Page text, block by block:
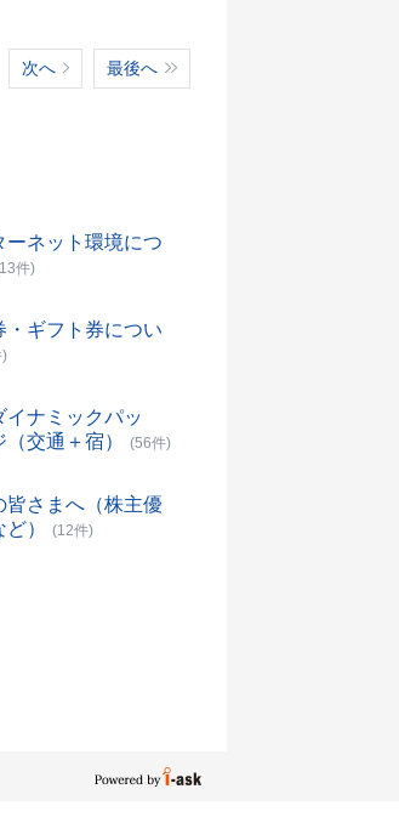
次へ 最後へ
ーネット環境につ
件)
・ギフト券につい
)
イナミックパッ
交通＋宿）
(56件)
皆さまへ（株主優
）
(12件)